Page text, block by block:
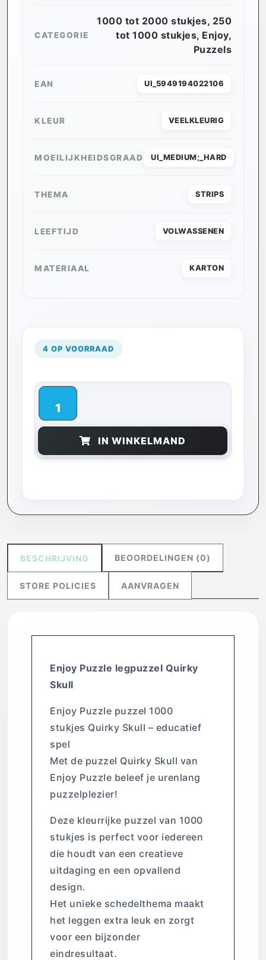
CATEGORIE
1000 tot 2000 stukjes, 250
tot 1000 stukjes, Enjoy,
Puzzels
EAN UI_5949194022106
KLEUR VEELKLEURIG
MOEILIJKHEIDSGRAAD UI_MEDIUM;_HARD
THEMA STRIPS
LEEFTIJD VOLWASSENEN
MATERIAAL KARTON
4 OP VOORRAAD
IN WINKELMAND
BESCHRIJVING BEOORDELINGEN (0)
STORE POLICIES AANVRAGEN
Enjoy Puzzle legpuzzel Quirky
Skull
Enjoy Puzzle puzzel 1000
stukjes Quirky Skull – educatief
spel
Met de puzzel Quirky Skull van
Enjoy Puzzle beleef je urenlang
puzzelplezier!
Deze kleurrijke puzzel van 1000
stukjes is perfect voor iedereen
die houdt van een creatieve
uitdaging en een opvallend
design.
Het unieke schedelthema maakt
het leggen extra leuk en zorgt
voor een bijzonder
eindresultaat.